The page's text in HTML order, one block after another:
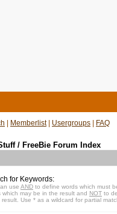
Memberlist| Usergroups FAQ
/ FreeBie Forum Index
for Keywords:
use AND to define words which must
which may be in the result and NOT to
result. Use * as a wildcard for partial